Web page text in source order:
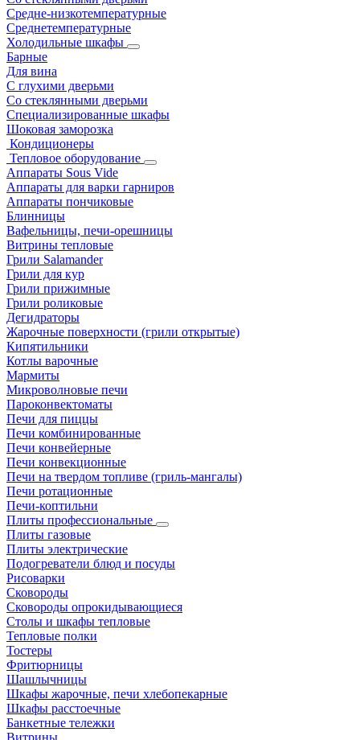
Средне-низкотемпературные
Среднетемпературные
Холодильные шкафы
Барные
Для вина
С глухими дверьми
Со стеклянными дверьми
Специализированные шкафы
Шоковая заморозка
Кондиционеры
Тепловое оборудование
Аппараты Sous Vide
Аппараты для варки гарниров
Аппараты пончиковые
Блинницы
Вафельницы, печи-орешницы
Витрины тепловые
Грили Salamander
Грили для кур
Грили прижимные
Грили роликовые
Дегидраторы
Жарочные поверхности (грили открытые)
Кипятильники
Котлы варочные
Мармиты
Микроволновые печи
Пароконвектоматы
Печи для пиццы
Печи комбинированные
Печи конвейерные
Печи конвекционные
Печи на твердом топливе (гриль-мангалы)
Печи ротационные
Печи-коптильни
Плиты профессиональные
Плиты газовые
Плиты электрические
Подогреватели блюд и посуды
Рисоварки
Сковороды
Сковороды опрокидывающиеся
Столы и шкафы тепловые
Тепловые полки
Тостеры
Фритюрницы
Шашлычницы
Шкафы жарочные, печи хлебопекарные
Шкафы расстоечные
Банкетные тележки
Витрины